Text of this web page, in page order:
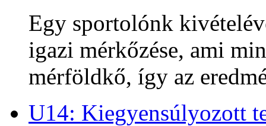
Egy sportolónk
igazi mérkőzése, ami
mérföldkő, így az
U14: Kiegyensúlyozott